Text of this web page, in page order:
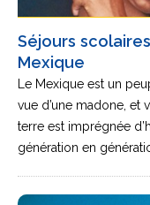
Séjours
Mexique
Le Mexique est un
vue d’une madone, et
terre est imprégnée
génération en